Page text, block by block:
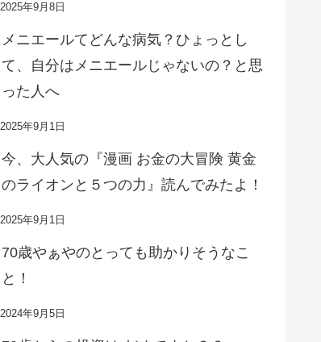
2025年9月8日
メニエールてどんな病気？ひょっとし
て、自分はメニエールじゃないの？と思
った人へ
2025年9月1日
今、大人気の『漫画 お金の大冒険 黄金
のライオンと５つの力』読んでみたよ！
2025年9月1日
70歳やぁやのとっても助かりそうなこ
と！
2024年9月5日